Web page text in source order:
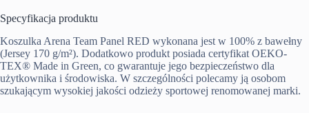
Specyfikacja produktu
Koszulka Arena Team Panel RED wykonana jest w 100% z bawełny
(Jersey 170 g/m²). Dodatkowo produkt posiada certyfikat OEKO-
TEX® Made in Green, co gwarantuje jego bezpieczeństwo dla
użytkownika i środowiska. W szczególności polecamy ją osobom
szukającym wysokiej jakości odzieży sportowej renomowanej marki.